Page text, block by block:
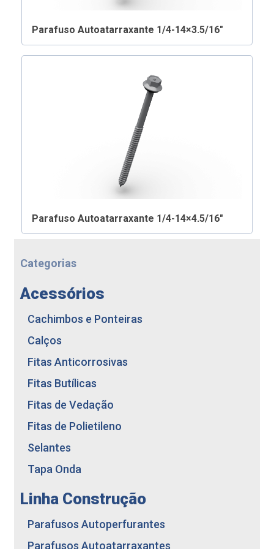
Parafuso Autoatarraxante 1/4-14×3.5/16″
Parafuso Autoatarraxante 1/4-14×4.5/16″
Categorias
Acessórios
Cachimbos e Ponteiras
Calços
Fitas Anticorrosivas
Fitas Butílicas
Fitas de Vedação
Fitas de Polietileno
Selantes
Tapa Onda
Linha Construção
Parafusos Autoperfurantes
Parafusos para Fixação de Telhas
Parafusos Autoatarraxantes